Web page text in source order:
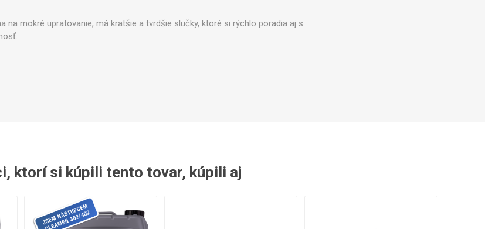
Sady pre údržbu Ostatné náhradné diely
na mokré upratovanie, má kratšie a tvrdšie slučky, ktoré si rýchlo poradia aj s
ktorí si kúpili tento tovar, kúpili aj